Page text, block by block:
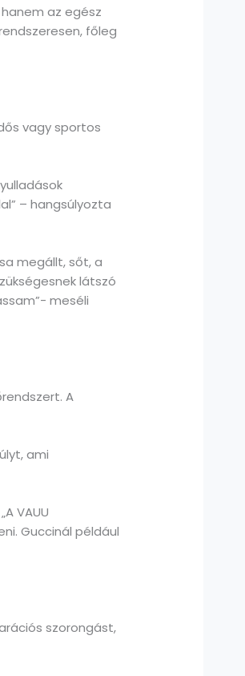
az egész
főleg
vagy sportos
– hangsúlyozta
megállt, sőt, a
látszó
meséli
A
ami
VAUU
Guccinál például
szorongást,